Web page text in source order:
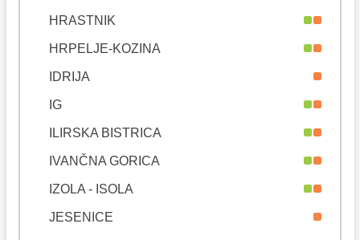
HRASTNIK
HRPELJE-KOZINA
IDRIJA
IG
ILIRSKA BISTRICA
IVANČNA GORICA
IZOLA - ISOLA
JESENICE